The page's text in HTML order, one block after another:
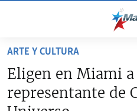
accesibilidad
contenido
principal
CUBA
CUBA
ESTADOS UNIDOS
ARTE Y CULTURA
Eligen en Miami
representante de